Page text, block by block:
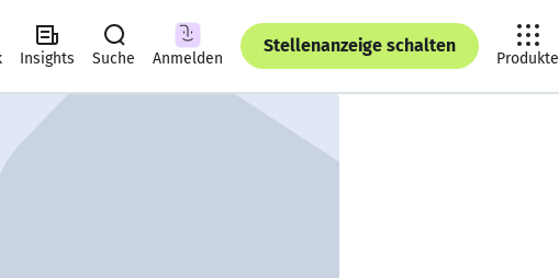
Insights Suche Anmelden
Stellenanzeige schalten
Produkte